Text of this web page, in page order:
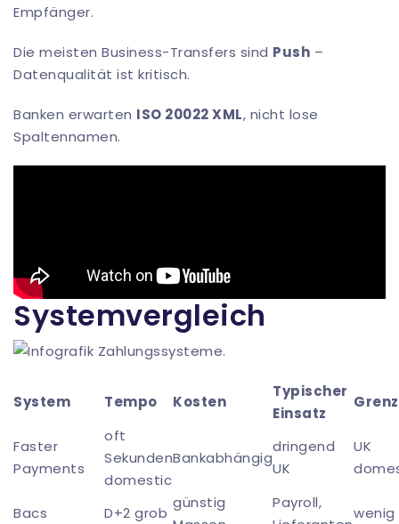
Empfänger.
Die meisten Business-Transfers sind Push –
Datenqualität ist kritisch.
Banken erwarten ISO 20022 XML, nicht lose
Spaltennamen.
Systemvergleich
System Tempo Kosten
Typischer
Einsatz
Faster
Payments
oft
Sekunden
domestic
Bankabhängig
dringend
UK
UK
Bacs D+2 grob
günstig
Payroll,
wenig